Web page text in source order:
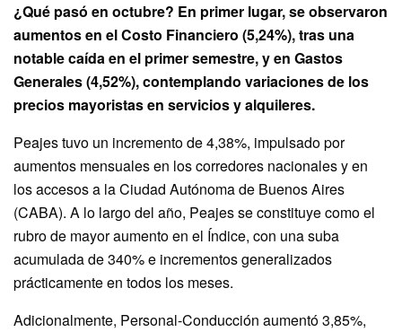
¿Qué pasó en octubre? En primer lugar, se observaron
aumentos en el Costo Financiero (5,24%), tras una
notable caída en el primer semestre, y en Gastos
Generales (4,52%), contemplando variaciones de los
precios mayoristas en servicios y alquileres.
Peajes tuvo un incremento de 4,38%, impulsado por
aumentos mensuales en los corredores nacionales y en
los accesos a la Ciudad Autónoma de Buenos Aires
(CABA). A lo largo del año, Peajes se constituye como el
rubro de mayor aumento en el Índice, con una suba
acumulada de 340% e incrementos generalizados
prácticamente en todos los meses.
Adicionalmente, Personal-Conducción aumentó 3,85%,